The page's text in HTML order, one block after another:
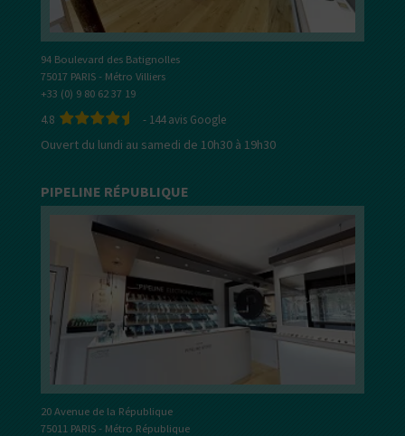
94 Boulevard des Batignolles
75017 PARIS - Métro Villiers
+33 (0) 9 80 62 37 19
4.8 - 144avis Google
Ouvert du lundi au samedi de 10h30 à 19h30
PIPELINE RÉPUBLIQUE
20 Avenue de la République
75011 PARIS - Métro République